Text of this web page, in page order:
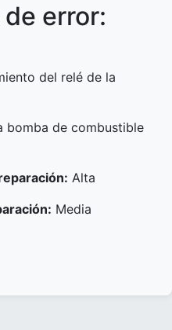
error:
del relé de la
bomba de combustible
Alta
Media